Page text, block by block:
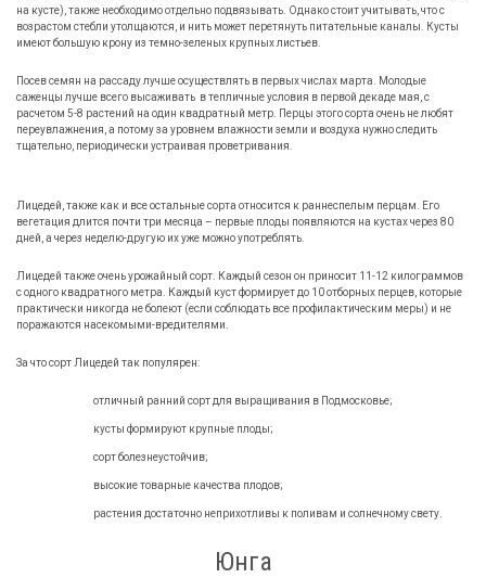
на кусте), также необходимо отдельно подвязывать. Однако стоит учитывать, что с
возрастом стебли утолщаются, и нить может перетянуть питательные каналы. Кусты
имеют большую крону из темно-зеленых крупных листьев.
Посев семян на рассаду лучше осуществлять в первых числах марта. Молодые
саженцы лучше всего высаживать в тепличные условия в первой декаде мая, с
расчетом 5-8 растений на один квадратный метр. Перцы этого сорта очень не любят
переувлажнения, а потому за уровнем влажности земли и воздуха нужно следить
тщательно, периодически устраивая проветривания.
Лицедей, также как и все остальные сорта относится к раннеспелым перцам. Его
вегетация длится почти три месяца – первые плоды появляются на кустах через 80
дней, а через неделю-другую их уже можно употреблять.
Лицедей также очень урожайный сорт. Каждый сезон он приносит 11-12 килограммов
с одного квадратного метра. Каждый куст формирует до 10 отборных перцев, которые
практически никогда не болеют (если соблюдать все профилактическим меры) и не
поражаются насекомыми-вредителями.
За что сорт Лицедей так популярен:
отличный ранний сорт для выращивания в Подмосковье;
кусты формируют крупные плоды;
сорт болезнеустойчив;
высокие товарные качества плодов;
растения достаточно неприхотливы к поливам и солнечному свету.
Юнга